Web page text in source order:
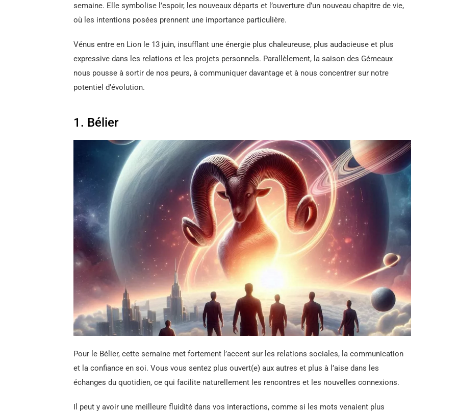
semaine. Elle symbolise l’espoir, les nouveaux départs et l’ouverture d’un nouveau chapitre de vie,
où les intentions posées prennent une importance particulière.
Vénus entre en Lion le 13 juin, insufflant une énergie plus chaleureuse, plus audacieuse et plus
expressive dans les relations et les projets personnels. Parallèlement, la saison des Gémeaux
nous pousse à sortir de nos peurs, à communiquer davantage et à nous concentrer sur notre
potentiel d’évolution.
1. Bélier
Pour le Bélier, cette semaine met fortement l’accent sur les relations sociales, la communication
et la confiance en soi. Vous vous sentez plus ouvert(e) aux autres et plus à l’aise dans les
échanges du quotidien, ce qui facilite naturellement les rencontres et les nouvelles connexions.
Il peut y avoir une meilleure fluidité dans vos interactions, comme si les mots venaient plus